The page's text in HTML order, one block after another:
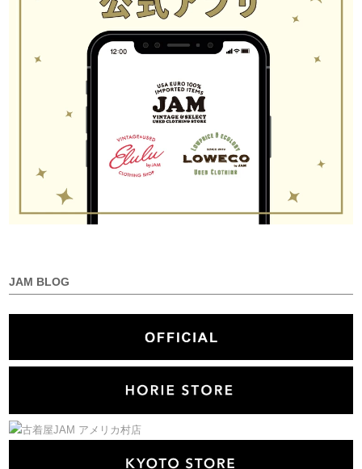
JAM BLOG